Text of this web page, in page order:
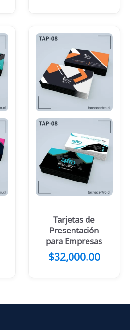
Tarjetas de
Presentación
para Empresas
$32,000.00